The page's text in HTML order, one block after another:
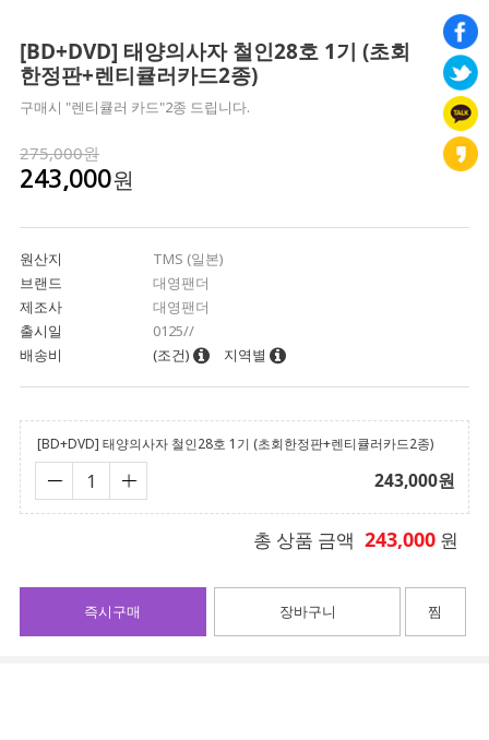
[BD+DVD] 태양의사자 철인28호 1기 (초회
한정판+렌티큘러카드2종)
구매시 "렌티큘러 카드"2종 드립니다.
275,000원
243,000원
원산지
TMS (일본)
브랜드
대영팬더
제조사
대영팬더
출시일
0125//
배송비
(조건) 지역별
[BD+DVD] 태양의사자 철인28호 1기 (초회한정판+렌티큘러카드2종)
243,000원
총 상품 금액 243,000 원
장바구니
즉시구매 찜